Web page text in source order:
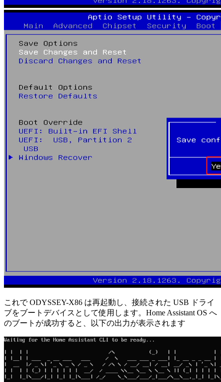
これで ODYSSEY-X86 は再起動し、接続された USB ドライ
ブをブートデバイスとして使用します。Home Assistant OS へ
のブートが成功すると、以下の出力が表示されます